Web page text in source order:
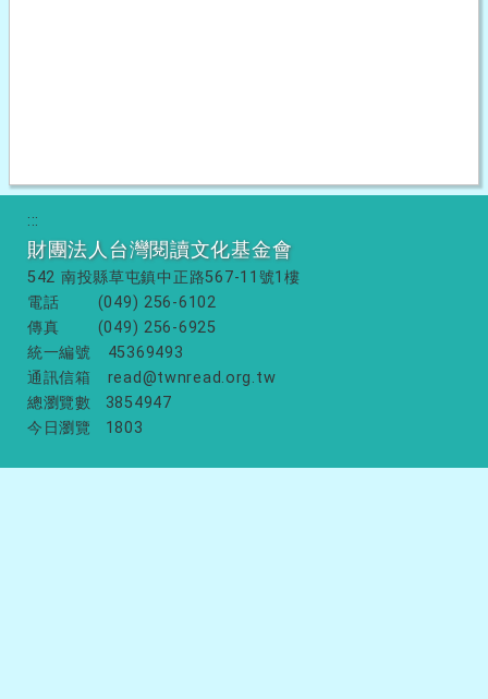
:::
財團法人台灣閱讀文化基金會
542 南投縣草屯鎮中正路567-11號1樓
電話
(049) 256-6102
傳真
(049) 256-6925
統一編號
45369493
通訊信箱
read@twnread.org.tw
總瀏覽數
3854947
今日瀏覽
1803